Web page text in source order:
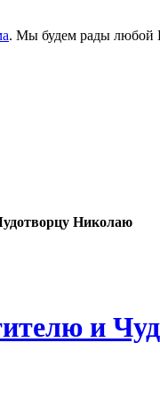
. Мы будем рады любой
Николаю
и